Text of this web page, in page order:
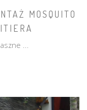
MOSQUITO
...